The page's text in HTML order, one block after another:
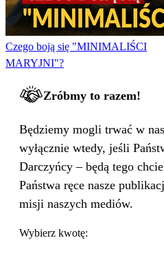
Czego boją się "MINIMALIŚCI
MARYJNI"?
Zróbmy to razem!
Będziemy mogli trwać w
wyłącznie wtedy, jeśli
Darczyńcy – będą tego
Państwa ręce nasze
misji naszych mediów.
Wybierz kwotę: